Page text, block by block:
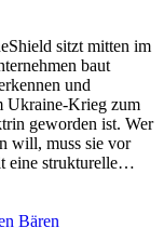
sitzt mitten im
baut
und
Ukraine-Krieg zum
geworden ist. Wer
will, muss sie vor
eine strukturelle…